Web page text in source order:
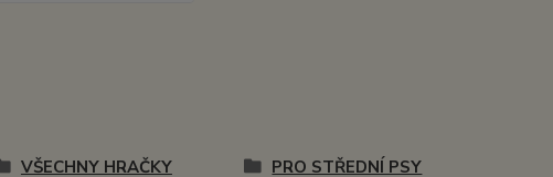
VŠECHNY HRAČKY PRO STŘEDNÍ PSY